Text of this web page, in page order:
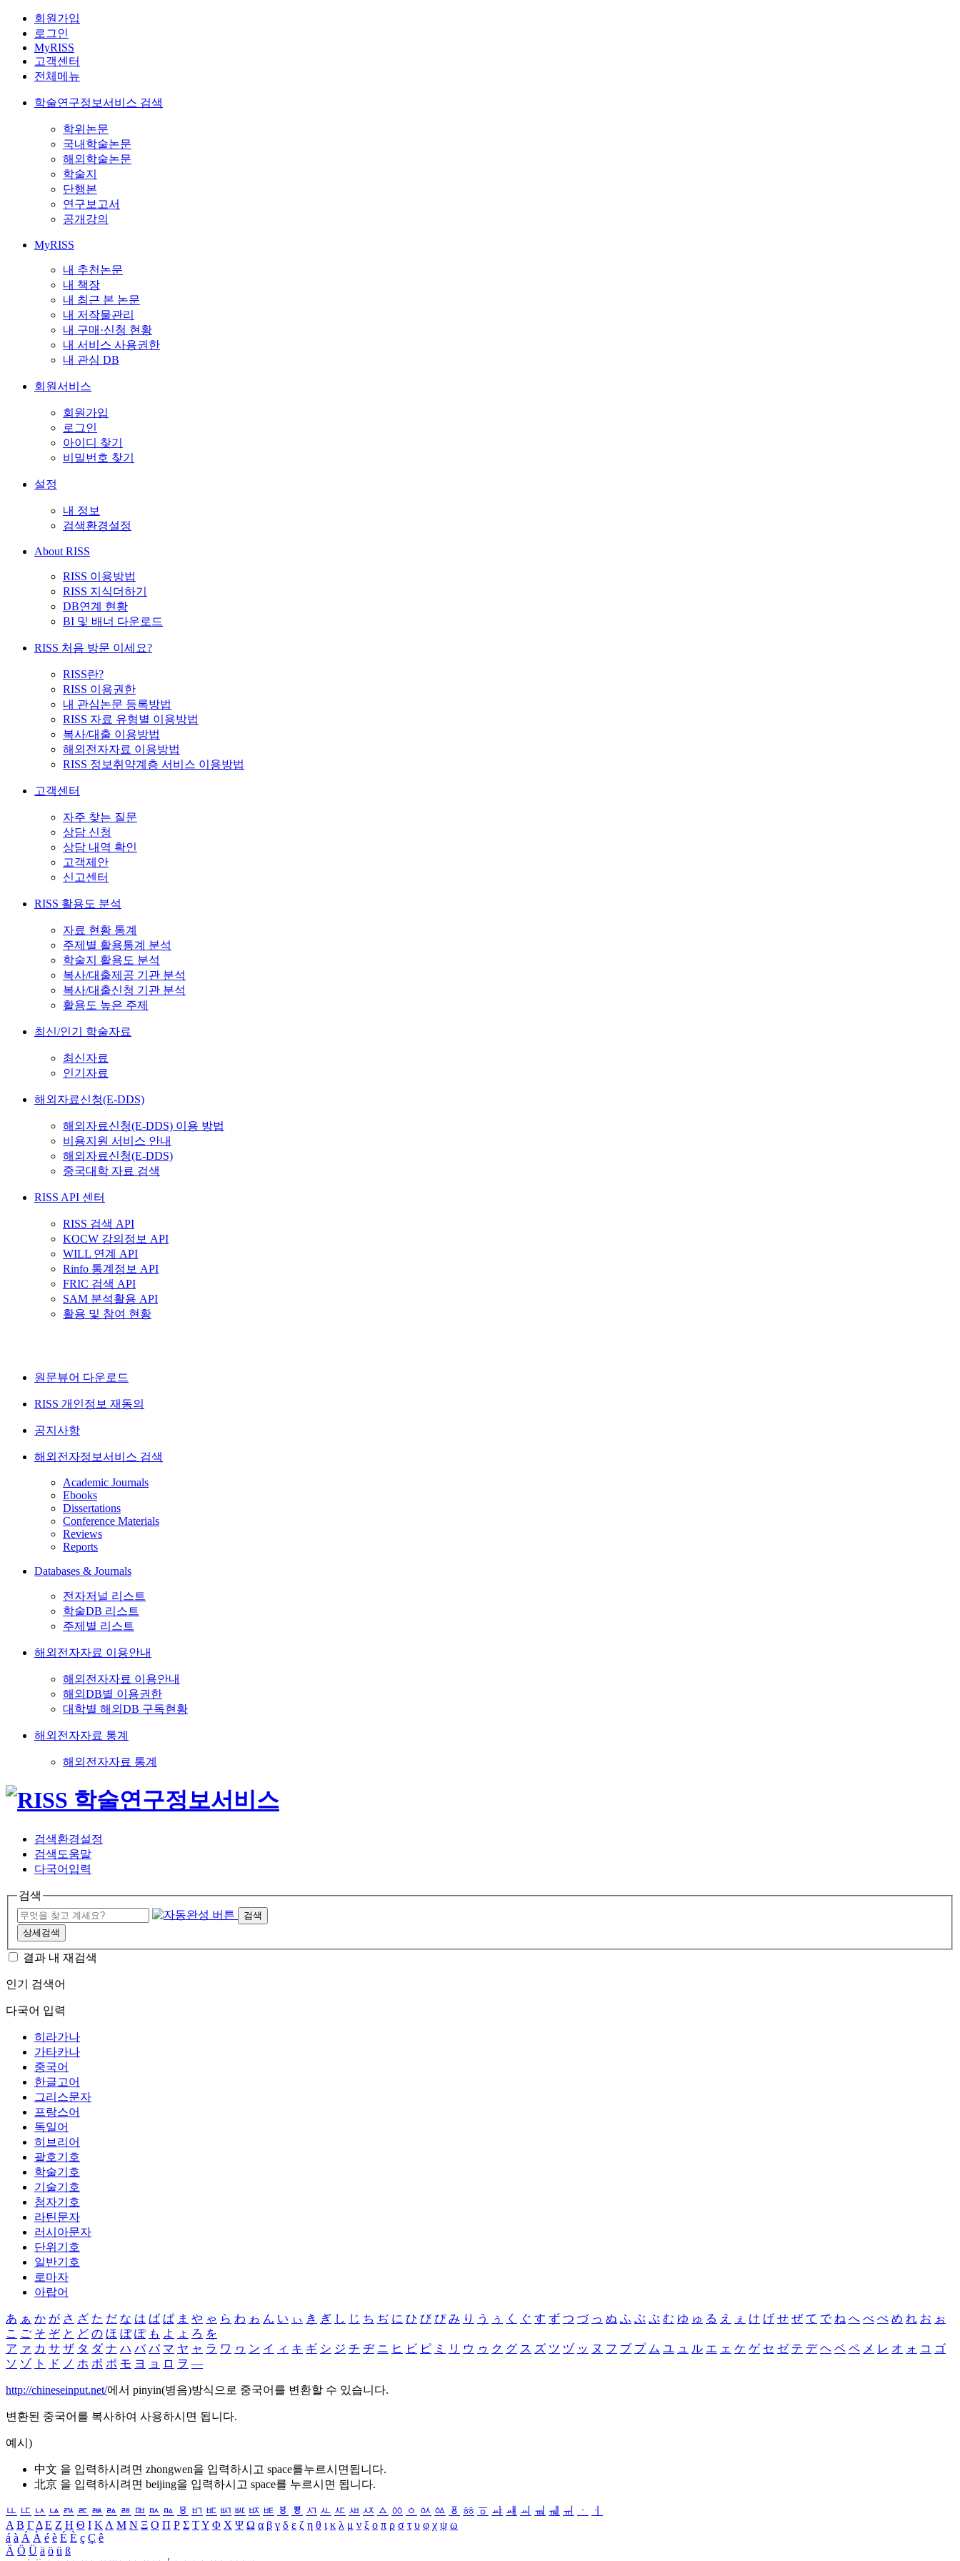
회원가입
로그인
MyRISS
고객센터
전체메뉴
학술연구정보서비스 검색
학위논문
국내학술논문
해외학술논문
학술지
단행본
연구보고서
공개강의
MyRISS
내 추천논문
내 책장
내 최근 본 논문
내 저작물관리
내 구매·신청 현황
내 서비스 사용권한
내 관심 DB
회원서비스
회원가입
로그인
아이디 찾기
비밀번호 찾기
설정
내 정보
검색환경설정
About RISS
RISS 이용방법
RISS 지식더하기
DB연계 현황
BI 및 배너 다운로드
RISS 처음 방문 이세요?
RISS란?
RISS 이용권한
내 관심논문 등록방법
RISS 자료 유형별 이용방법
복사/대출 이용방법
해외전자자료 이용방법
RISS 정보취약계층 서비스 이용방법
고객센터
자주 찾는 질문
상담 신청
상담 내역 확인
고객제안
신고센터
RISS 활용도 분석
자료 현황 통계
주제별 활용통계 분석
학술지 활용도 분석
복사/대출제공 기관 분석
복사/대출신청 기관 분석
활용도 높은 주제
최신/인기 학술자료
최신자료
인기자료
해외자료신청(E-DDS)
해외자료신청(E-DDS) 이용 방법
비용지원 서비스 안내
해외자료신청(E-DDS)
중국대학 자료 검색
RISS API 센터
RISS 검색 API
KOCW 강의정보 API
WILL 연계 API
Rinfo 통계정보 API
FRIC 검색 API
SAM 분석활용 API
활용 및 참여 현황
원문뷰어 다운로드
RISS 개인정보 재동의
공지사항
해외전자정보서비스 검색
Academic Journals
Ebooks
Dissertations
Conference Materials
Reviews
Reports
Databases & Journals
전자저널 리스트
학술DB 리스트
주제별 리스트
해외전자자료 이용안내
해외전자자료 이용안내
해외DB별 이용권한
대학별 해외DB 구독현황
해외전자자료 통계
해외전자자료 통계
검색환경설정
검색도움말
다국어입력
검색
검색
상세검색
결과 내 재검색
인기 검색어
다국어 입력
히라가나
가타카나
중국어
한글고어
그리스문자
프랑스어
독일어
히브리어
괄호기호
학술기호
기술기호
첨자기호
라틴문자
러시아문자
단위기호
일반기호
로마자
아랍어
あ ぁ か が さ ざ た だ な は ば ぱ ま や ゃ ら わ ゎ ん い ぃ き ぎ し じ ち ぢ に ひ び ぴ み り う ぅ く ぐ す ず つ づ っ ぬ ふ ぶ ぷ む ゆ ゅ る え ぇ け げ せ ぜ て で ね へ べ ぺ め れ お ぉ
こ ご そ ぞ と ど の ほ ぼ ぽ も よ ょ ろ を
ア ァ カ サ ザ タ ダ ナ ハ バ パ マ ヤ ャ ラ ワ ヮ ン イ ィ キ ギ シ ジ チ ヂ ニ ヒ ビ ピ ミ リ ウ ゥ ク グ ス ズ ツ ヅ ッ ヌ フ ブ プ ム ユ ュ ル エ ェ ケ ゲ セ ゼ テ デ ヘ ベ ペ メ レ オ ォ コ ゴ
ソ ゾ ト ド ノ ホ ボ ポ モ ヨ ョ ロ ヲ ―
http://chineseinput.net/에서 pinyin(병음)방식으로 중국어를 변환할 수 있습니다.
변환된 중국어를 복사하여 사용하시면 됩니다.
예시)
中文 을 입력하시려면 zhongwen을 입력하시고 space를누르시면됩니다.
北京 을 입력하시려면 beijing을 입력하시고 space를 누르시면 됩니다.
ㅥ ㅦ ㅧ ㅨ ㅩ ㅪ ㅫ ㅬ ㅭ ㅮ ㅯ ㅰ ㅱ ㅲ ㅳ ㅴ ㅵ ㅶ ㅷ ㅸ ㅹ ㅺ ㅻ ㅼ ㅽ ㅾ ㅿ ㆀ ㆁ ㆂ ㆃ ㆄ ㆅ ㆆ ㆇ ㆈ ㆉ ㆊ ㆋ ㆌ ㆍ
ㆎ
Α Β ΓΔ Ε Ζ Η Θ Ι ΚΛ Μ Ν Ξ Ο Π Ρ Σ ΤΥ Φ Χ Ψ Ω α β γ δ ε ζ η θ ι κ λ μ ν ξ ο π ρ σ τ υ φ χ ψ ω
á à Á À é è É È ç Ç ê
Ä Ö Ü ä ö ü ß